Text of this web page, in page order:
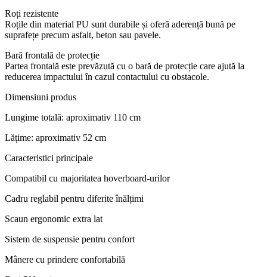
Roți rezistente
Roțile din material PU sunt durabile și oferă aderență bună pe
suprafețe precum asfalt, beton sau pavele.
Bară frontală de protecție
Partea frontală este prevăzută cu o bară de protecție care ajută la
reducerea impactului în cazul contactului cu obstacole.
Dimensiuni produs
Lungime totală: aproximativ 110 cm
Lățime: aproximativ 52 cm
Caracteristici principale
Compatibil cu majoritatea hoverboard-urilor
Cadru reglabil pentru diferite înălțimi
Scaun ergonomic extra lat
Sistem de suspensie pentru confort
Mânere cu prindere confortabilă